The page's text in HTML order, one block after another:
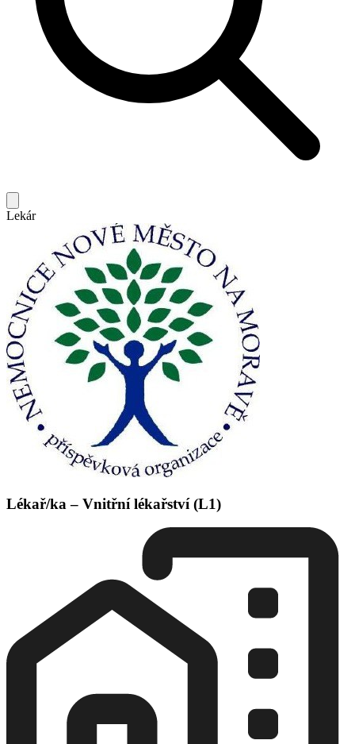
Lekár
Lékař/ka – Vnitřní lékařství (L1)